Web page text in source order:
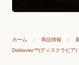
ホーム 商品情報
Disklavier™(ディスクラビア)